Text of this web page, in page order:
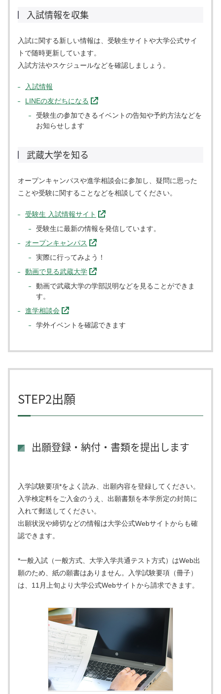
入試情報を収集
入試に関する新しい情報は、受験生サイトや大学公式サイ
トで随時更新しています。
入試方法やスケジュールなどを確認しましょう。
入試情報
LINEの友だちになる
受験生の参加できるイベントの告知や予約方法などを
お知らせします
武蔵大学を知る
オープンキャンパスや進学相談会に参加し、疑問に思った
ことや受験に関することなどを相談してください。
受験生 入試情報サイト
受験生に最新の情報を発信しています。
オープンキャンパス
実際に行ってみよう！
動画で見る武蔵大学
動画で武蔵大学の学部説明などを見ることができま
す。
進学相談会
学外イベントを確認できます
STEP2出願
出願登録・納付・書類を提出します
入学試験要項*をよく読み、出願内容を登録してください。
入学検定料をご入金のうえ、出願書類を本学所定の封筒に
入れて郵送してください。
出願状況や締切などの情報は大学公式Webサイトからも確
認できます。
*一般入試（一般方式、大学入学共通テスト方式）はWeb出
願のため、紙の願書はありません。入学試験要項（冊子）
は、11月上旬より大学公式Webサイトから請求できます。